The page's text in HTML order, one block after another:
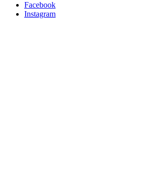
Facebook
Instagram